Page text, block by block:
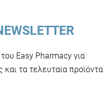
Easy Pharmacy για
τα τελευταία προϊόντα